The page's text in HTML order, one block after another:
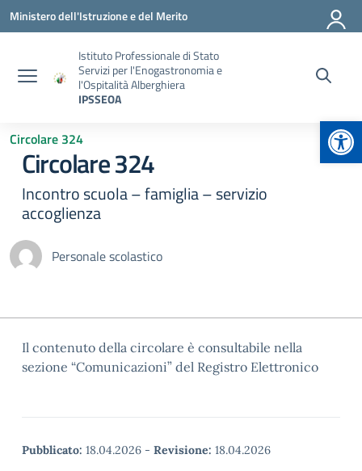
Vai ai contenuti
Vai al menu di navigazione
Vai al footer
Ministero dell'Istruzione e del Merito
Istituto Professionale di Stato
Servizi per l'Enogastronomia e
l'Ospitalità Alberghiera
IPSSEOA
Circolare 324
Circolare 324
Incontro scuola – famiglia – servizio
accoglienza
Personale scolastico
Il contenuto della circolare è consultabile nella
sezione “Comunicazioni” del Registro Elettronico
Pubblicato: 18.04.2026 - Revisione: 18.04.2026